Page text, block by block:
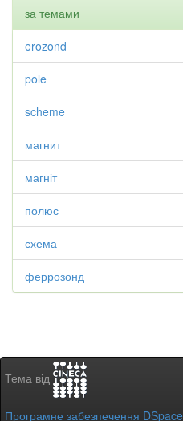
за темами
erozond
pole
scheme
магнит
магніт
полюс
схема
феррозонд
Тема від
Програмне забезпечення DSpace